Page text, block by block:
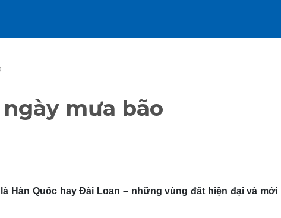
ngày mưa bão
Hàn Quốc hay Đài Loan – những vùng đất hiện đại và